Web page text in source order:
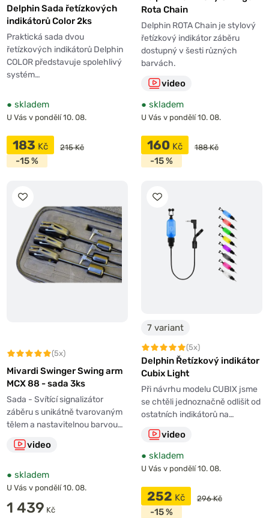
Delphin Sada řetízkových
indikátorů Color 2ks
Praktická sada dvou
řetízkových indikátorů Delphin
COLOR představuje spolehlivý
systém…
● skladem
U Vás v pondělí 10. 08.
183 Kč 215 Kč
-15 %
Rota Chain
Delphin ROTA Chain je stylový
řetízkový indikátor záběru
dostupný v šesti různých
barvách.
video
● skladem
U Vás v pondělí 10. 08.
160 Kč 188 Kč
-15 %
(5x)
Mivardi Swinger Swing arm
MCX 88 - sada 3ks
Sada - Svítící signalizátor
záběru s unikátně tvarovaným
tělem a nastavitelnou barvou…
video
● skladem
U Vás v pondělí 10. 08.
1 439 Kč
7 variant
(5x)
Delphin Řetízkový indikátor
Cubix Light
Při návrhu modelu CUBIX jsme
se chtěli jednoznačně odlišit od
ostatních indikátorů na…
video
● skladem
U Vás v pondělí 10. 08.
252 Kč 296 Kč
-15 %